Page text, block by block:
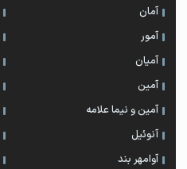
آمان
آمور
آمیان
آمین
آمین و نیما علامه
آنوئیل
آوامهر بند